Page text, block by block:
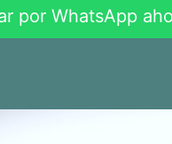
por WhatsApp